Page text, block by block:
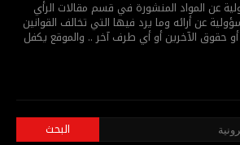
عن المواد المنشورة في قسم مقالات الرأي
عن أرائه وما يرد فيها التي تخالف القوانين
حقوق الآخرين أو أي طرف آخر .. والموقع يكفل